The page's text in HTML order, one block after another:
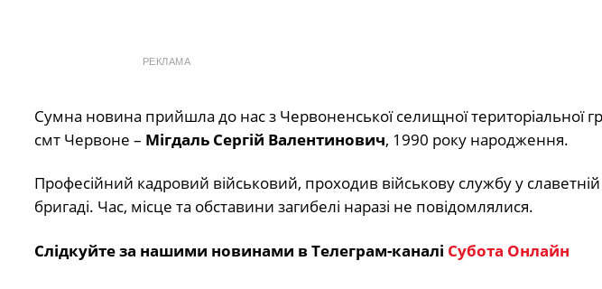
РЕКЛАМА
Сумна новина прийшла до нас з Червоненської селищної територіальної
смт Червоне – Мігдаль Сергій Валентинович, 1990 року народження.
Професійний кадровий військовий, проходив військову службу у
бригаді. Час, місце та обставини загибелі наразі не повідомлялися.
Слідкуйте за нашими новинами в Телеграм-каналі Субота Онлайн